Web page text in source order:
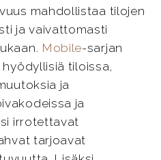
mahdollistaa tilojen
ja vaivattomasti
Mobile-sarjan
tiloissa,
ja
ja
irrotettavat
tarjoavat